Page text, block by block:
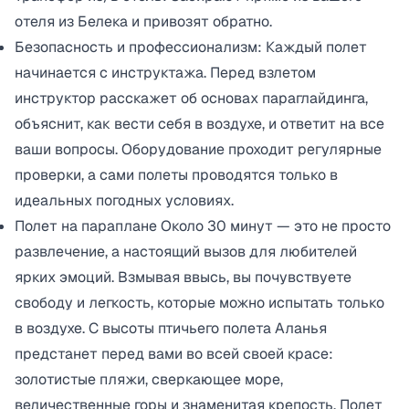
отеля из Белека и привозят обратно.
Безопасность и профессионализм: Каждый полет
начинается с инструктажа. Перед взлетом
инструктор расскажет об основах параглайдинга,
объяснит, как вести себя в воздухе, и ответит на все
ваши вопросы. Оборудование проходит регулярные
проверки, а сами полеты проводятся только в
идеальных погодных условиях.
Полет на параплане Около 30 минут — это не просто
развлечение, а настоящий вызов для любителей
ярких эмоций. Взмывая ввысь, вы почувствуете
свободу и легкость, которые можно испытать только
в воздухе. С высоты птичьего полета Аланья
предстанет перед вами во всей своей красе:
золотистые пляжи, сверкающее море,
величественные горы и знаменитая крепость, Полет